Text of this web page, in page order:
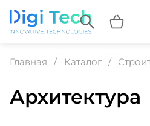
Главная Каталог
Архитектура